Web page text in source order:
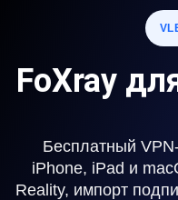
FoXray
Бесплатный
iPhone, iPad и
Reality, импорт